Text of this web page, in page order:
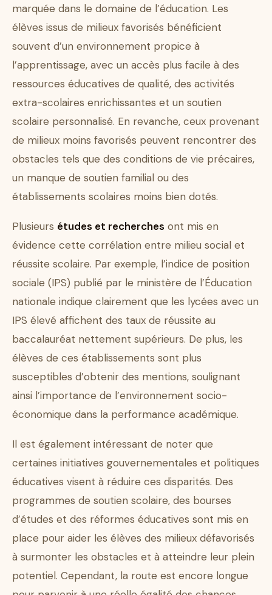
marquée dans le domaine de l’éducation. Les
élèves issus de milieux favorisés bénéficient
souvent d’un environnement propice à
l’apprentissage, avec un accès plus facile à des
ressources éducatives de qualité, des activités
extra-scolaires enrichissantes et un soutien
scolaire personnalisé. En revanche, ceux provenant
de milieux moins favorisés peuvent rencontrer des
obstacles tels que des conditions de vie précaires,
un manque de soutien familial ou des
établissements scolaires moins bien dotés.
Plusieurs études et recherches ont mis en
évidence cette corrélation entre milieu social et
réussite scolaire. Par exemple, l’indice de position
sociale (IPS) publié par le ministère de l’Éducation
nationale indique clairement que les lycées avec un
IPS élevé affichent des taux de réussite au
baccalauréat nettement supérieurs. De plus, les
élèves de ces établissements sont plus
susceptibles d’obtenir des mentions, soulignant
ainsi l’importance de l’environnement socio-
économique dans la performance académique.
Il est également intéressant de noter que
certaines initiatives gouvernementales et politiques
éducatives visent à réduire ces disparités. Des
programmes de soutien scolaire, des bourses
d’études et des réformes éducatives sont mis en
place pour aider les élèves des milieux défavorisés
à surmonter les obstacles et à atteindre leur plein
potentiel. Cependant, la route est encore longue